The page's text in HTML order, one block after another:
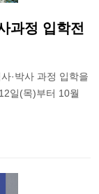
과정 입학전
·박사 과정 입학을
일(목)부터 10월